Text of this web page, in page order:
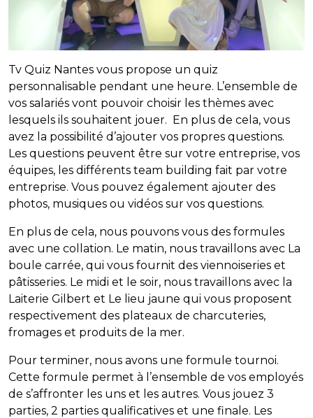
Tv Quiz Nantes vous propose un quiz
personnalisable pendant une heure. L’ensemble de
vos salariés vont pouvoir choisir les thèmes avec
lesquels ils souhaitent jouer. En plus de cela, vous
avez la possibilité d’ajouter vos propres questions.
Les questions peuvent être sur votre entreprise, vos
équipes, les différents team building fait par votre
entreprise. Vous pouvez également ajouter des
photos, musiques ou vidéos sur vos questions.
En plus de cela, nous pouvons vous des formules
avec une collation. Le matin, nous travaillons avec La
boule carrée, qui vous fournit des viennoiseries et
pâtisseries. Le midi et le soir, nous travaillons avec la
Laiterie Gilbert et Le lieu jaune qui vous proposent
respectivement des plateaux de charcuteries,
fromages et produits de la mer.
Pour terminer, nous avons une formule tournoi.
Cette formule permet à l’ensemble de vos employés
de s’affronter les uns et les autres. Vous jouez 3
parties, 2 parties qualificatives et une finale. Les